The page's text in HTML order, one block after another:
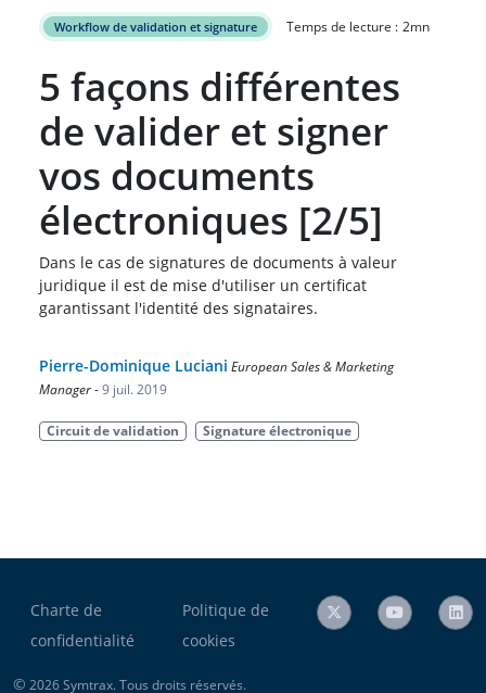
Workflow de validation et signature Temps de lecture : 2mn
5 façons différentes
de valider et signer
vos documents
électroniques [2/5]
Dans le cas de signatures de documents à valeur
juridique il est de mise d'utiliser un certificat
garantissant l'identité des signataires.
Pierre-Dominique Luciani European Sales & Marketing
Manager - 9 juil. 2019
Circuit de validation Signature électronique
© 2026 Symtrax. Tous droits réservés.
Charte de
confidentialité
Politique de
cookies